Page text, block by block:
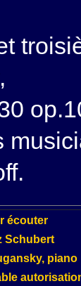
écouter
Schubert
piano